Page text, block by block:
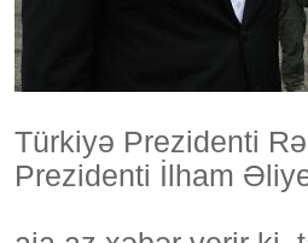
Türkiyə Prezidenti
Prezidenti İlham